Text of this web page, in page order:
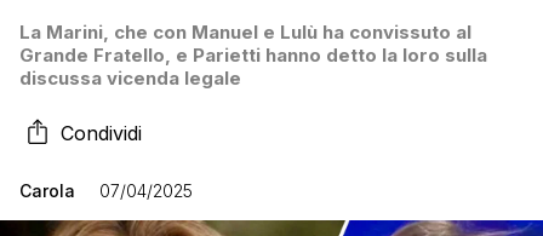
La Marini, che con Manuel e Lulù ha convissuto al
Grande Fratello, e Parietti hanno detto la loro sulla
discussa vicenda legale
Condividi
Carola 07/04/2025